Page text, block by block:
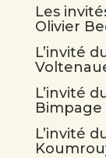
Les
Olivier
L’invité
L’invité
Bimpage
L’invité